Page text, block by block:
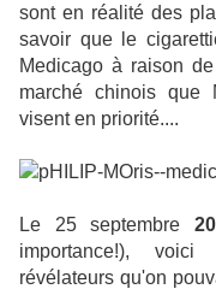
sont en réalité des
savoir que le
Medicago à raison
marché chinois que
visent en priorité....
Le 25 septembre
importance!), voici
révélateurs qu'on